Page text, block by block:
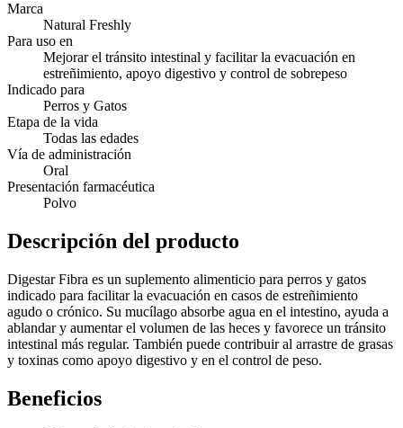
Marca
Natural Freshly
Para uso en
Mejorar el tránsito intestinal y facilitar la evacuación en
estreñimiento, apoyo digestivo y control de sobrepeso
Indicado para
Perros y Gatos
Etapa de la vida
Todas las edades
Vía de administración
Oral
Presentación farmacéutica
Polvo
Descripción del producto
Digestar Fibra es un suplemento alimenticio para perros y gatos
indicado para facilitar la evacuación en casos de estreñimiento
agudo o crónico. Su mucílago absorbe agua en el intestino, ayuda a
ablandar y aumentar el volumen de las heces y favorece un tránsito
intestinal más regular. También puede contribuir al arrastre de grasas
y toxinas como apoyo digestivo y en el control de peso.
Beneficios